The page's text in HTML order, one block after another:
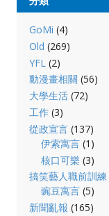
GoMi (4)
Old (269)
YFL (2)
動漫畫相關 (56)
大學生活(72)
工作(3)
從政宣言(137)
伊索寓言 (1)
核口可樂 (3)
搞笑藝人職前訓練
豌豆寓言 (5)
新聞亂報 (165)